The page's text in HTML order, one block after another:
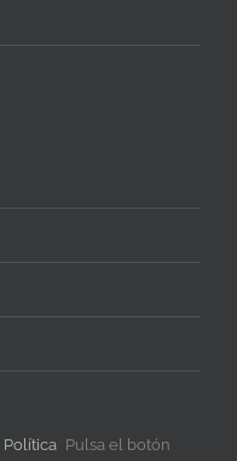
Política Pulsa el botón